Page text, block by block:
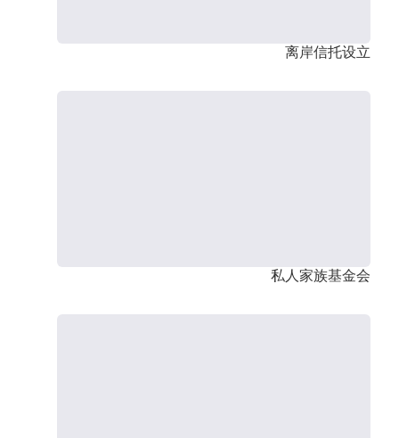
离岸信托设立
私人家族基金会